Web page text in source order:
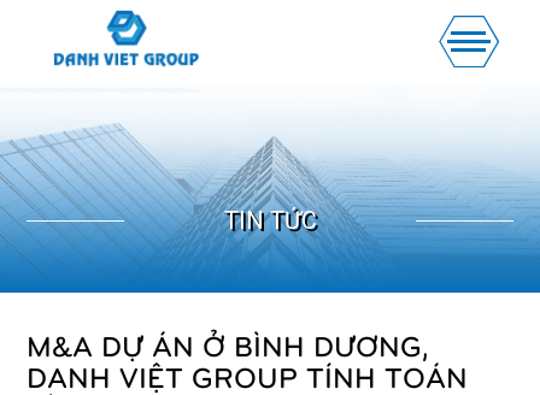
TIN TỨC
M&A DỰ ÁN Ở BÌNH DƯƠNG,
DANH VIỆT GROUP TÍNH TOÁN